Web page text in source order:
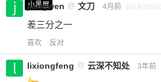
小黑屋
jiangwen @ 文刀 4月前 via Android
差三分之一
喜欢 反对
lixiongfeng @ 云深不知处 3年前